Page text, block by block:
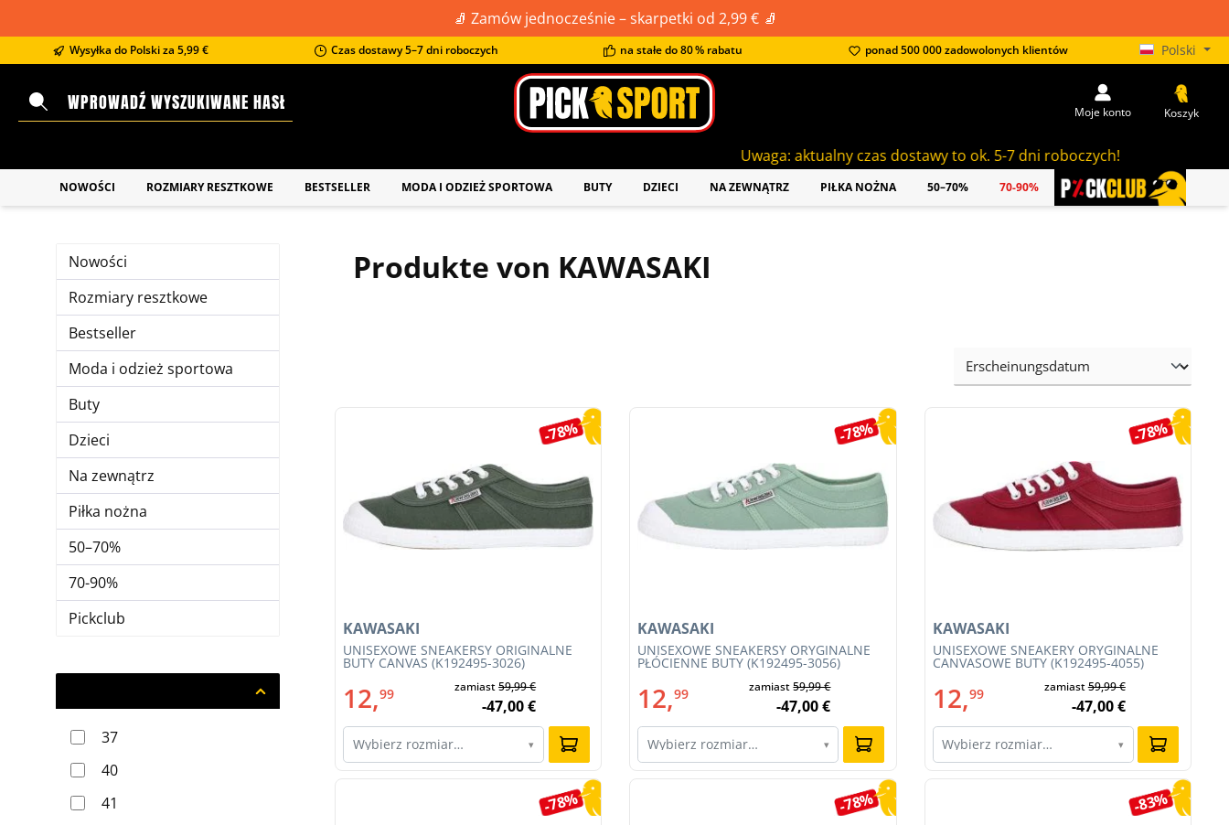
🧦 Zamów jednocześnie – skarpetki od 2,99 € 🧦
Wysyłka do Polski za 5,99 € Czas dostawy 5–7 dni roboczych na stałe do 80 % rabatu ponad 500 000 zadowolonych klientów Polski
Uwaga: aktualny czas dostawy to ok. 5-7 dni roboczych!
Moje konto Koszyk
NOWOŚCI ROZMIARY RESZTKOWE BESTSELLER MODA I ODZIEŻ SPORTOWA BUTY DZIECI NA ZEWNĄTRZ PIŁKA NOŻNA 50–70% 70-90% PICKCLUB
Nowości
Rozmiary resztkowe
Bestseller
Moda i odzież sportowa
Buty
Dzieci
Na zewnątrz
Piłka nożna
50–70%
70-90%
Pickclub
37
40
41
Produkte von KAWASAKI
-78%
UNISEXOWE SNEAKERSY ORIGINALNE
BUTY CANVAS (K192495-3026)
KAWASAKI
12,99 zamiast59,99 €
-47,00 €
Wybierz rozmiar… ▾
-78%
UNISEXOWE SNEAKERSY ORYGINALNE
PŁÓCIENNE BUTY (K192495-3056)
KAWASAKI
12,99 zamiast59,99 €
-47,00 €
Wybierz rozmiar… ▾
-78%
UNISEXOWE SNEAKERY ORYGINALNE
CANVASOWE BUTY (K192495-4055)
KAWASAKI
12,99 zamiast59,99 €
-47,00 €
Wybierz rozmiar… ▾
-78% -78% -83%